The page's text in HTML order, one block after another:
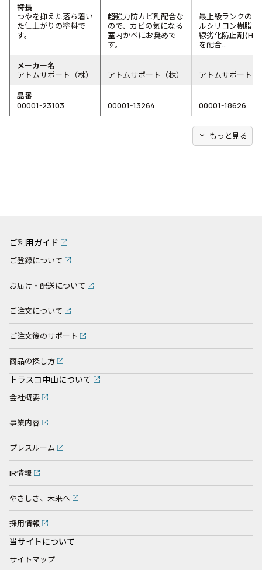
特長
つやを抑えた落ち着い
た仕上がりの塗料で
す。
超強力防カビ剤配合な
ので、カビの気になる
室内かべにお奨めで
す。
最上級ランクのア
ルシリコン樹脂に
線劣化防止剤
を配合...
メーカー名
アトムサポート（株）
アトムサポート（株）
アトムサポート（
品番
00001-23103
00001-13264 00001-18626
expand_more もっと見る
ご利用ガイド
ご登録について
お届け・配送について
ご注文について
ご注文後のサポート
商品の探し方
トラスコ中山について
会社概要
事業内容
プレスルーム
IR情報
やさしさ、未来へ
採用情報
当サイトについて
サイトマップ